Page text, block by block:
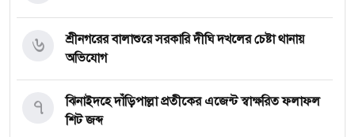
শ্রীনগরের বালাশুরে সরকারি দীঘি দখলের চেষ্টা থানায়
অভিযোগ
৬
ঝিনাইদহে দাঁড়িপাল্লা প্রতীকের এজেন্ট স্বাক্ষরিত ফলাফল
শিট জব্দ
৭